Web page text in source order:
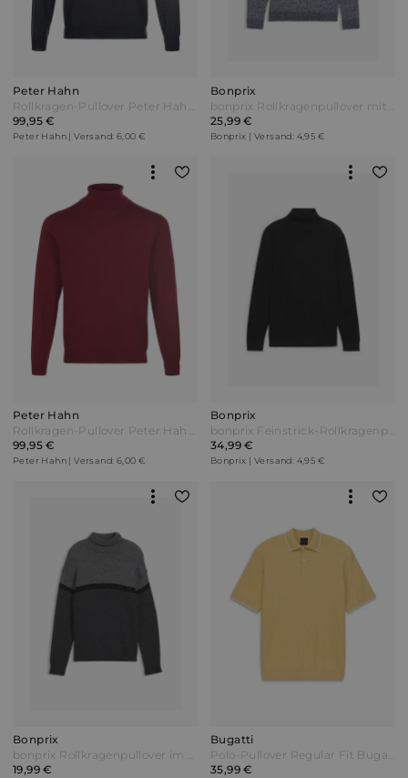
Peter Hahn
Rollkragen-Pullover Peter Hahn grau
99,95 €
Peter Hahn | Versand: 6,00 €
Bonprix
bonprix Rollkragenpullover mit Baumwolle Blau
25,99 €
Bonprix | Versand: 4,95 €
Peter Hahn
Rollkragen-Pullover Peter Hahn rot
99,95 €
Peter Hahn | Versand: 6,00 €
Bonprix
bonprix Feinstrick-Rollkragenpullover mit edler Merinowolle Slim Fit Schwarz
34,99 €
Bonprix | Versand: 4,95 €
Bonprix
bonprix Rollkragenpullover im Colourblocking-Design Grau
19,99 €
Bugatti
Polo-Pullover Regular Fit Bugatti gelb
35,99 €